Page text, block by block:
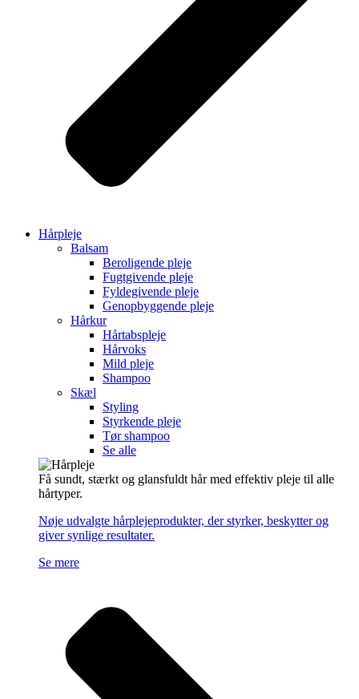
Hårpleje
Balsam
Beroligende pleje
Fugtgivende pleje
Fyldegivende pleje
Genopbyggende pleje
Hårkur
Hårtabspleje
Hårvoks
Mild pleje
Shampoo
Skæl
Styling
Styrkende pleje
Tør shampoo
Se alle
Få sundt, stærkt og glansfuldt hår med effektiv pleje til alle
hårtyper.
Nøje udvalgte hårplejeprodukter, der styrker, beskytter og
giver synlige resultater.
Se mere